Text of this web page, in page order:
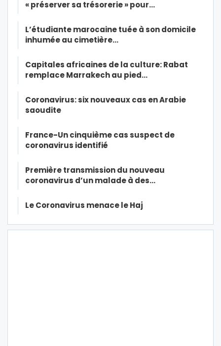
« préserver sa trésorerie » pour…
L’étudiante marocaine tuée à son domicile
inhumée au cimetière…
Capitales africaines de la culture: Rabat
remplace Marrakech au pied…
Coronavirus: six nouveaux cas en Arabie
saoudite
France-Un cinquième cas suspect de
coronavirus identifié
Première transmission du nouveau
coronavirus d’un malade à des…
Le Coronavirus menace le Haj